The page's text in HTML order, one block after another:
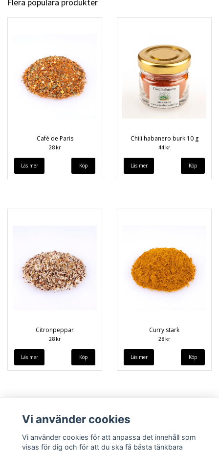
Café de Paris
28 kr
Läs mer
Chili habanero burk 10 g
44 kr
Läs mer
Citronpeppar
28 kr
Läs mer
Curry stark
28 kr
Läs mer
Vi använder cookies
Vi använder cookies för att anpassa det innehåll som
visas för dig och för att du ska få bästa tänkbara